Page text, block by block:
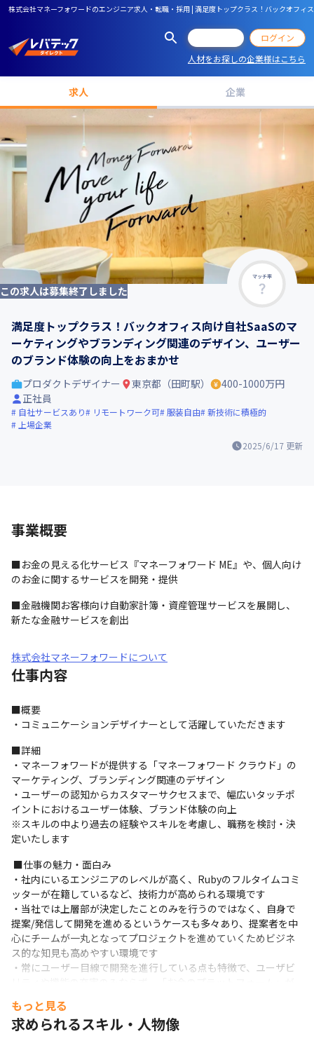
株式会社マネーフォワードのエンジニア求人・転職・採用 | 満足度トップクラス！バックオフ
ログイン
人材をお探しの企業様はこちら
求人 企業
マッチ率
この求人は募集終了しました
満足度トップクラス！バックオフィス向け自社SaaSのマ
ーケティングやブランディング関連のデザイン、ユーザー
のブランド体験の向上をおまかせ
2025/6/17 更新
プロダクトデザイナー 東京都（田町駅）
400-1000万円
正社員
自社サービスあり リモートワーク可 服装自由
新技術に積極的
上場企業
事業概要
■お金の見える化サービス『マネーフォワード ME』や、個人向け
のお金に関するサービスを開発・提供
■金融機関お客様向け自動家計簿・資産管理サービスを展開し、
新たな金融サービスを創出
株式会社マネーフォワードについて
仕事内容
■概要
・コミュニケーションデザイナーとして活躍していただきます
■詳細
・マネーフォワードが提供する「マネーフォワード クラウド」の
マーケティング、ブランディング関連のデザイン
・ユーザーの認知からカスタマーサクセスまで、幅広いタッチポ
イントにおけるユーザー体験、ブランド体験の向上
※スキルの中より過去の経験やスキルを考慮し、職務を検討・決
定いたします
・社内にいるエンジニアのレベルが高く、Rubyのフルタイムコミ
ッターが在籍しているなど、技術力が高められる環境です
・当社では上層部が決定したことのみを行うのではなく、自身で
提案/発信して開発を進めるというケースも多々あり、提案者を中
心にチームが一丸となってプロジェクトを進めていくためビジネ
ス的な知見も高めやすい環境です
・常にユーザー目線で開発を進行している点も特徴で、ユーザビ
・週1のリモートワークをはじめ、スタッフの働きやすさを重視し
ているため、プライベートと仕事の両立が実現できます
もっと見る
求められるスキル・人物像